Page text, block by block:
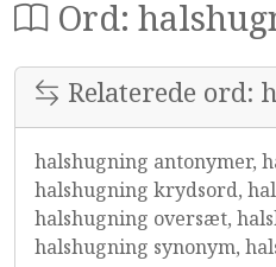
Ord:
Relaterede ord:
halshugning antonymer,
halshugning krydsord,
halshugning oversæt,
halshugning synonym,